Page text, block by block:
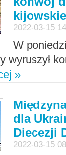
2022-03-15
W
wyruszył
»
dla
Diecezji
2022-03-15